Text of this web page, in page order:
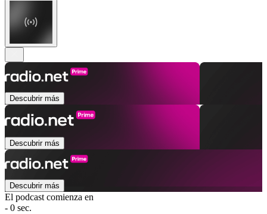
Descubrir más
Descubrir más
Descubrir más
El podcast comienza en
- 0 sec.